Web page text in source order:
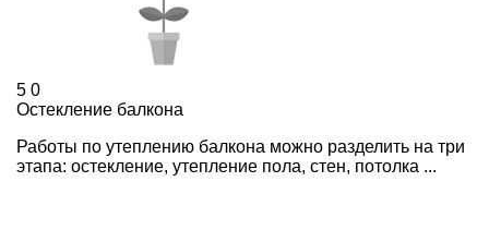
5 0
Остекление балкона
Работы по утеплению балкона можно разделить на три
этапа: остекление, утепление пола, стен, потолка ...